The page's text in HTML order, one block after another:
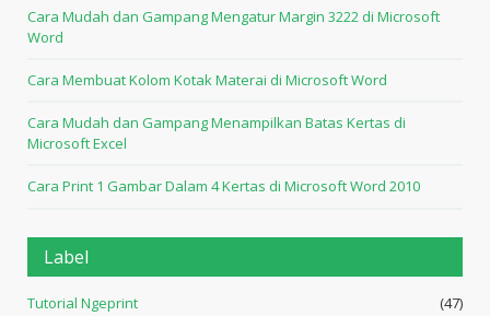
Cara Mudah dan Gampang Mengatur Margin 3222 di Microsoft
Word
Cara Membuat Kolom Kotak Materai di Microsoft Word
Cara Mudah dan Gampang Menampilkan Batas Kertas di
Microsoft Excel
Cara Print 1 Gambar Dalam 4 Kertas di Microsoft Word 2010
Label
Tutorial Ngeprint
(47)